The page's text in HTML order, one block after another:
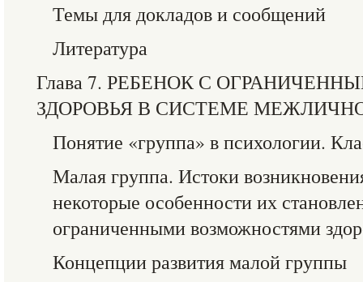
Темы для докладов и сообщений
Литература
Глава 7. РЕБЕНОК С
ЗДОРОВЬЯ В СИСТЕМЕ
Понятие «группа» в психологии.
Малая группа. Истоки
некоторые особенности их
ограниченными возможностями
Концепции развития малой группы